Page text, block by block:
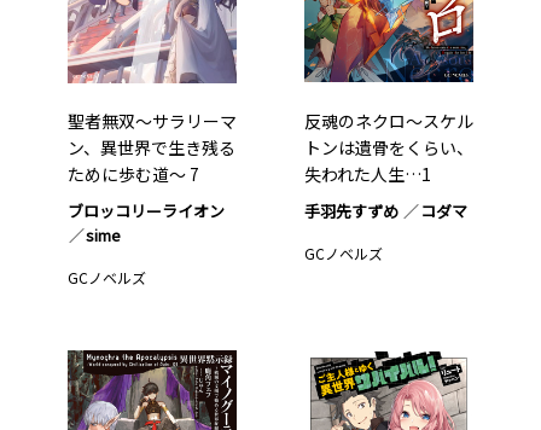
聖者無双～サラリーマ
ン、異世界で生き残る
ために歩む道～ 7
ブロッコリーライオン
sime
GCノベルズ
反魂のネクロ～スケル
トンは遺骨をくらい、
失われた人生…1
手羽先すずめ コダマ
GCノベルズ